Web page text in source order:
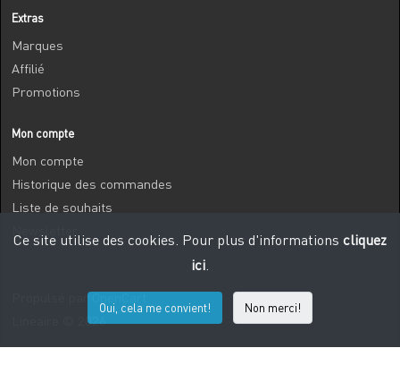
Extras
Marques
Affilié
Promotions
Mon compte
Mon compte
Historique des commandes
Liste de souhaits
Propulsé par
Lineaire © 2026
Ce site utilise des cookies. Pour plus d'informations cliquez
ici.
Oui, cela me convient! Non merci!